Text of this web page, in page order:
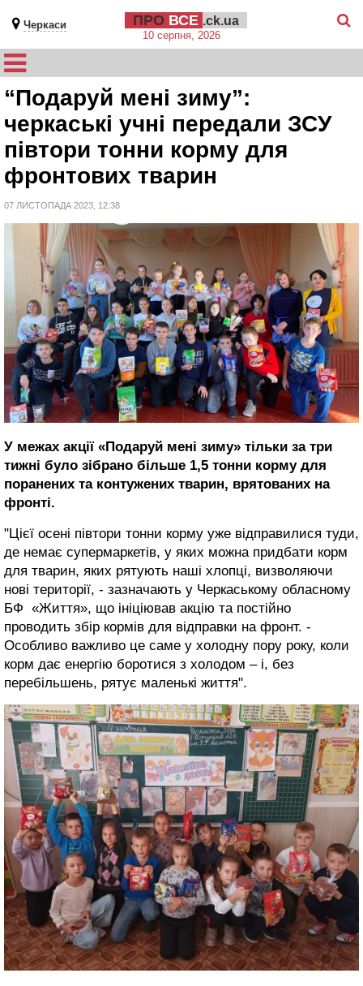
Черкаси ПРО ВСЕ .ck.ua
10 серпня, 2026
“Подаруй мені зиму”:
черкаські учні передали ЗСУ
півтори тонни корму для
фронтових тварин
07 ЛИСТОПАДА 2023, 12:38
У межах акції «Подаруй мені зиму» тільки за три
тижні було зібрано більше 1,5 тонни корму для
поранених та контужених тварин, врятованих на
фронті.
"Цієї осені півтори тонни корму уже відправилися туди,
де немає супермаркетів, у яких можна придбати корм
для тварин, яких рятують наші хлопці, визволяючи
нові території, - зазначають у Черкаському обласному
БФ «Життя», що ініціював акцію та постійно
проводить збір кормів для відправки на фронт. -
Особливо важливо це саме у холодну пору року, коли
корм дає енергію боротися з холодом – і, без
перебільшень, рятує маленькі життя".